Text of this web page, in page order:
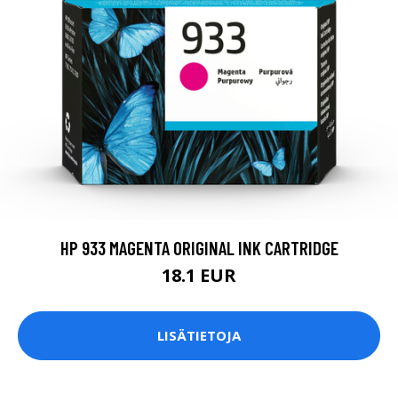
HP 933 MAGENTA ORIGINAL INK CARTRIDGE
18.1 EUR
LISÄTIETOJA